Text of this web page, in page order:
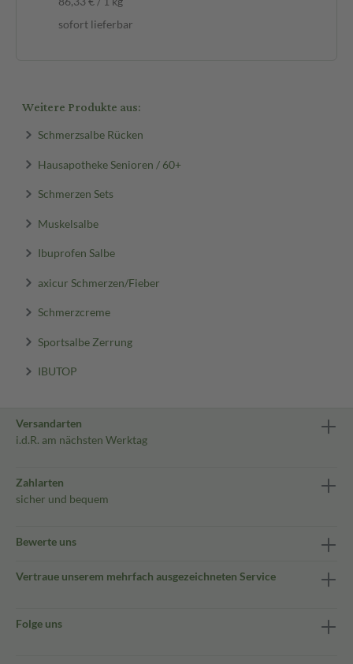
sofort lieferbar
Weitere Produkte aus:
Schmerzsalbe Rücken
Hausapotheke Senioren / 60+
Schmerzen Sets
Muskelsalbe
Ibuprofen Salbe
axicur Schmerzen/Fieber
Schmerzcreme
Sportsalbe Zerrung
IBUTOP
Versandarten
i.d.R. am nächsten Werktag
Zahlarten
sicher und bequem
Bewerte uns
Vertraue unserem mehrfach ausgezeichneten Service
Folge uns